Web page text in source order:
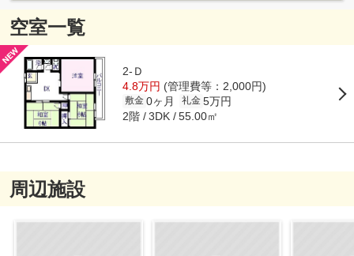
空室一覧
2-Ｄ
4.8万円 (管理費等：2,000円)
敷金 0ヶ月 礼金 5万円
2階 3DK 55.00㎡
周辺施設